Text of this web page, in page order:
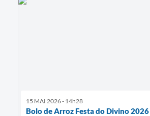
15 MAI 2026 - 14h28
Bolo de Arroz Festa do Divino 2026